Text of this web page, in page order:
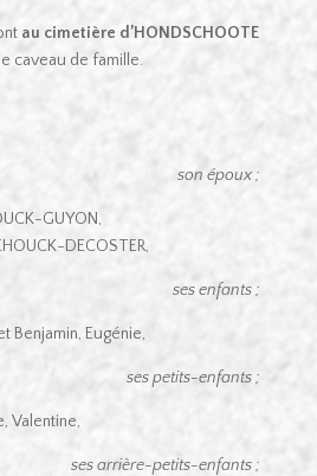
au cimetière d’HONDSCHOOTE
caveau de famille.
son époux ;
GUYON,
DECOSTER,
ses enfants ;
Benjamin, Eugénie,
ses petits-enfants ;
Valentine,
ses arrière-petits-enfants ;